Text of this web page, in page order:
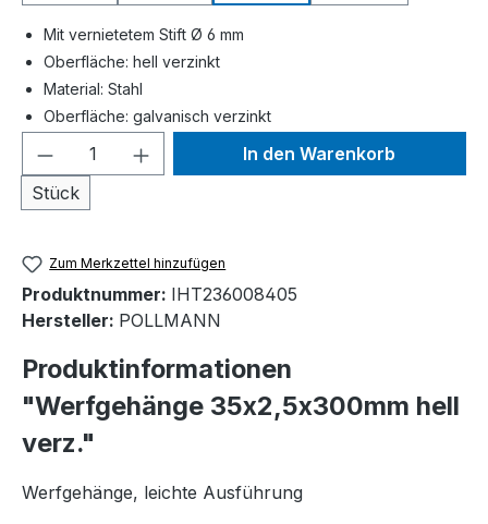
Mit vernietetem Stift Ø 6 mm
Oberfläche: hell verzinkt
Material: Stahl
Oberfläche: galvanisch verzinkt
Produkt Anzahl: Gib den
Stück
In den Warenkorb
Zum Merkzettel hinzufügen
Produktnummer: IHT236008405
Hersteller: POLLMANN
Produktinformationen
"Werfgehänge 35x2,5x300mm hell
verz."
Werfgehänge, leichte Ausführung